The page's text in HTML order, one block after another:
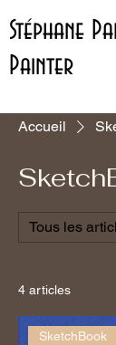
Stéphane
Painter
Accueil
Tous les
4 articles
SketchBook